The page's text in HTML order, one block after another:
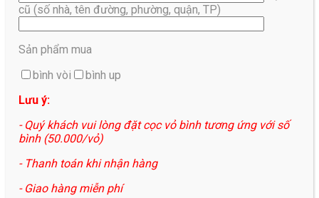
cũ (số nhà, tên đường, phường, quận, TP)
Sản phẩm mua
bình vòi
bình up
Lưu ý:
- Quý khách vui lòng đặt cọc vỏ bình tương ứng với số
bình (50.000/vỏ)
- Thanh toán khi nhận hàng
- Giao hàng miễn phí